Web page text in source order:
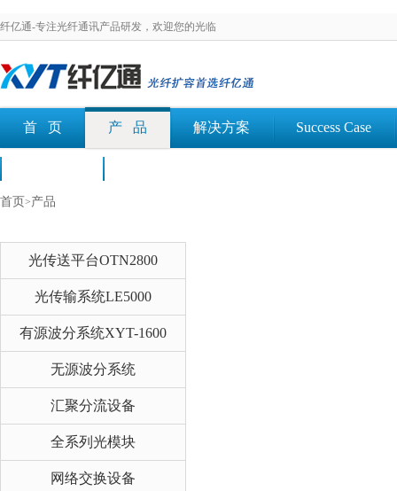
纤亿通-专注光纤通讯产品研发，欢迎您的光临
首 页 产 品 解决方案 Success Case
首页 >产品
光传送平台OTN2800
光传输系统LE5000
有源波分系统XYT-1600
无源波分系统
汇聚分流设备
全系列光模块
网络交换设备